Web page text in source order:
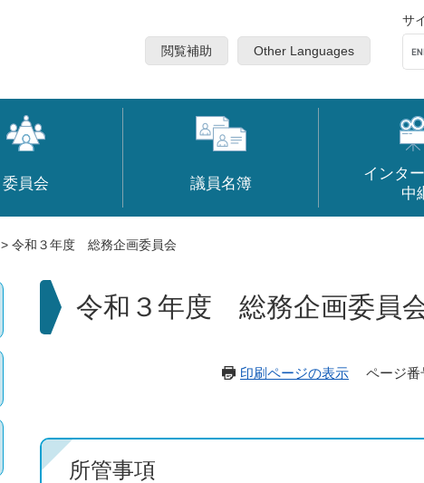
閲覧補助 Other Languages
サ
委員会 議員名簿
インタ
中
> 令和３年度 総務企画委員会
本
令和３年度 総務企画委員
印刷ページの表示 ページ番
所管事項